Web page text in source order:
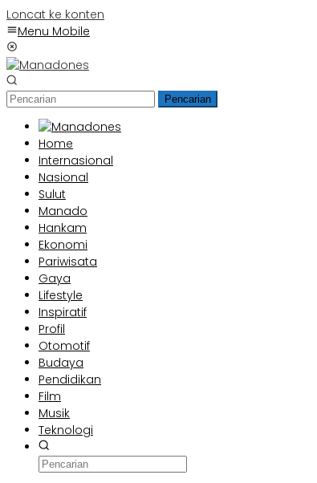
Loncat ke konten
Menu Mobile
Pencarian
Home
Internasional
Nasional
Sulut
Manado
Hankam
Ekonomi
Pariwisata
Gaya
Lifestyle
Inspiratif
Profil
Otomotif
Budaya
Pendidikan
Film
Musik
Teknologi